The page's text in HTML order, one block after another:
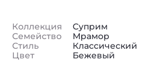
Коллекция
Семейство
Стиль
Цвет
Суприм
Мрамор
Классический
Бежевый